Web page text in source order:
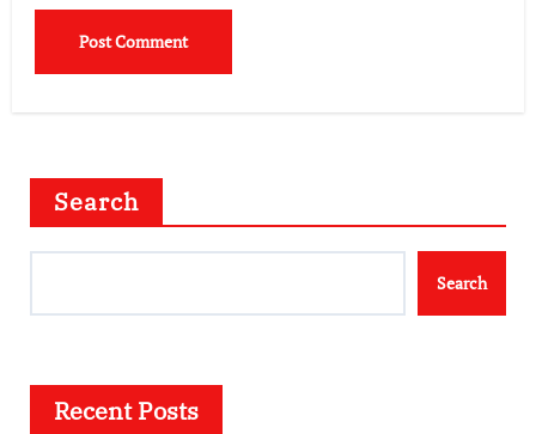
Search
Search
Recent Posts